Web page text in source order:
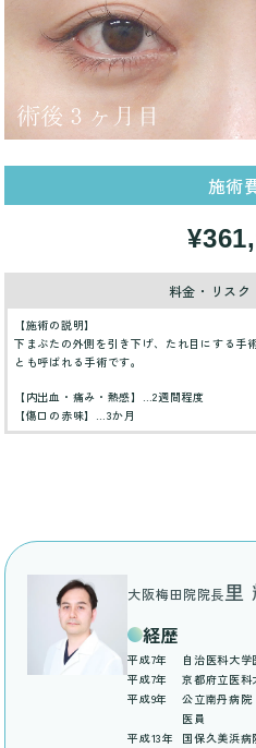
施術
料金・リスク
【施術の説明】
下まぶたの外側を引き下げ、たれ目にする手
とも呼ばれる手術です。
【内出血・痛み・熱感】…2週間程度
【傷口の赤味】…3か月
大阪梅田院院長里
経歴
平成7年
自治医科大
平成7年
京都府立医科
平成9年
公立南丹病
医員
平成13年
国保久美浜病